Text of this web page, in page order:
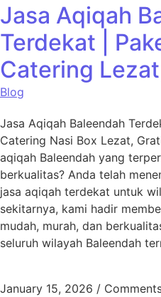
Jasa Aqiqah
Terdekat |
Catering
Blog
Jasa Aqiqah Baleendah
Catering Nasi Box Lezat,
aqiqah Baleendah yang
berkualitas? Anda telah
jasa aqiqah terdekat untuk
sekitarnya, kami hadir
mudah, murah, dan
seluruh wilayah Baleendah
January 15, 2026 /